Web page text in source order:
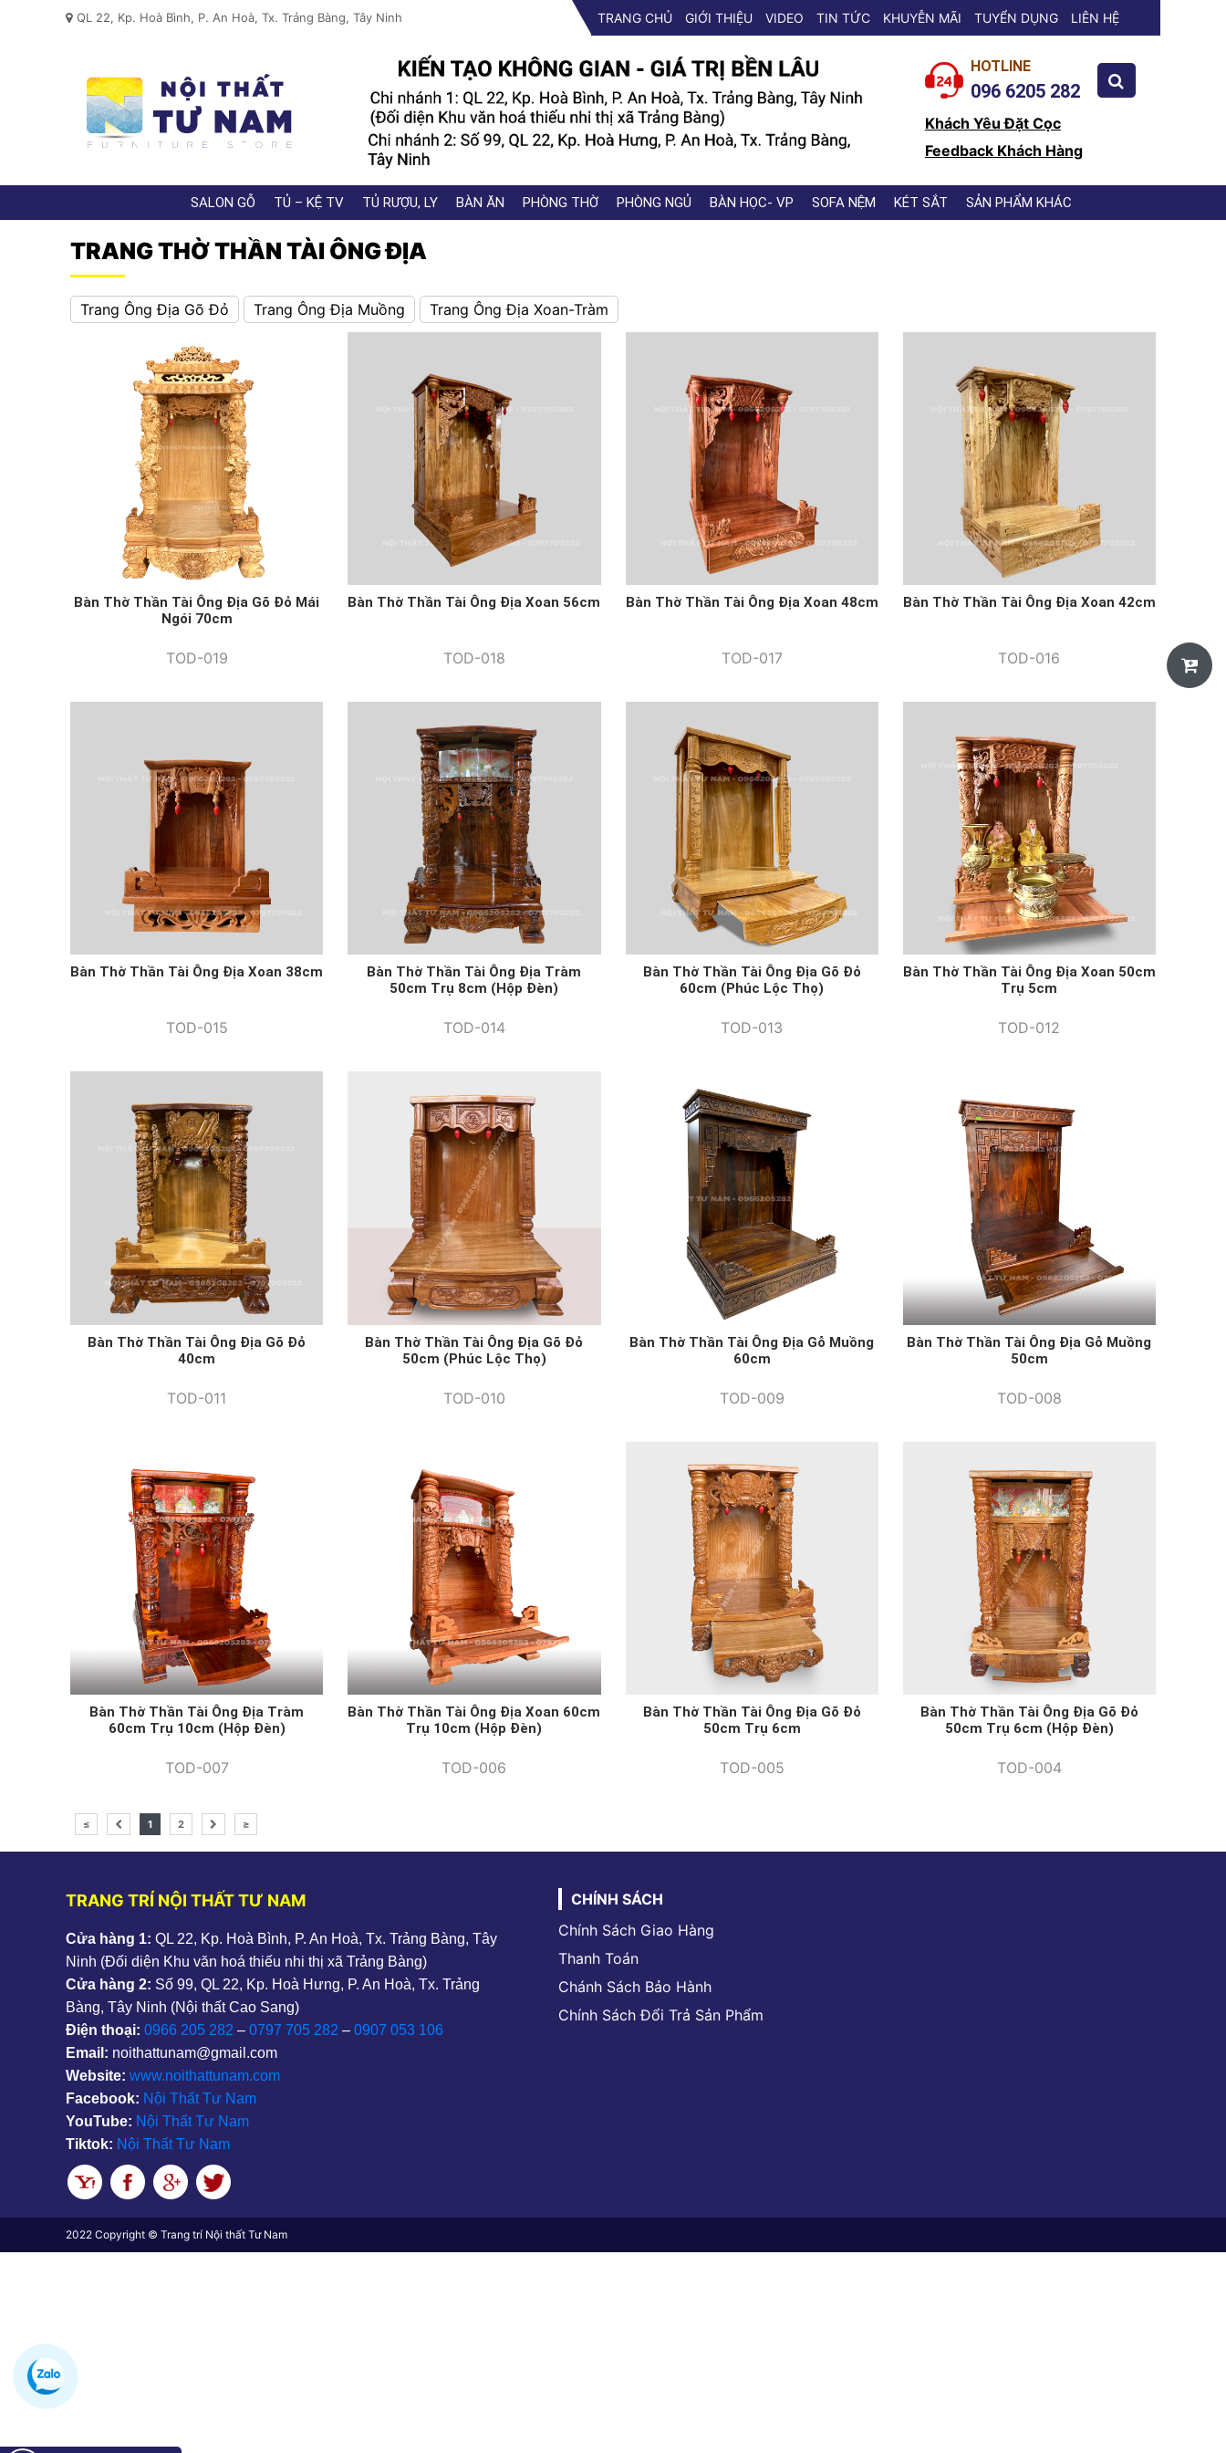
QL 22, Kp. Hoà Bình, P. An Hoà, Tx. Trảng Bàng, Tây Ninh TRANG CHỦ GIỚI THIỆU VIDEO TIN TỨC KHUYỄN MÃI TUYỂN DỤNG LIÊN HỆ
HOTLINE
096 6205 282
Khách Yêu Đặt Cọc
Feedback Khách Hàng
SALON GỖ TỦ – KỆ TV TỦ RƯỢU, LY BÀN ĂN PHÒNG THỜ PHÒNG NGỦ BÀN HỌC- VP SOFA NỆM KÉT SẮT SẢN PHẨM KHÁC
TRANG THỜ THẦN TÀI ÔNG ĐỊA
Trang Ông Địa Gõ Đỏ Trang Ông Địa Muồng Trang Ông Địa Xoan-Tràm
Bàn Thờ Thần Tài Ông Địa Gõ Đỏ Mái
Ngói 70cm
TOD-019
Bàn Thờ Thần Tài Ông Địa Xoan 56cm
TOD-018
Bàn Thờ Thần Tài Ông Địa Xoan 48cm
TOD-017
Bàn Thờ Thần Tài Ông Địa Xoan 42cm
TOD-016
Bàn Thờ Thần Tài Ông Địa Xoan 38cm
TOD-015
Bàn Thờ Thần Tài Ông Địa Tràm
50cm Trụ 8cm (hộp Đèn)
TOD-014
Bàn Thờ Thần Tài Ông Địa Gõ Đỏ
60cm (Phúc Lộc Thọ)
TOD-013
Bàn Thờ Thần Tài Ông Địa Xoan 50cm
Trụ 5cm
TOD-012
Bàn Thờ Thần Tài Ông Địa Gõ Đỏ
40cm
TOD-011
Bàn Thờ Thần Tài Ông Địa Gõ Đỏ
50cm (Phúc Lộc Thọ)
TOD-010
Bàn Thờ Thần Tài Ông Địa Gỗ Muồng
60cm
TOD-009
Bàn Thờ Thần Tài Ông Địa Gỗ Muồng
50cm
TOD-008
Bàn Thờ Thần Tài Ông Địa Tràm
60cm Trụ 10cm (hộp Đèn)
TOD-007
Bàn Thờ Thần Tài Ông Địa Xoan 60cm
Trụ 10cm (hộp Đèn)
TOD-006
Bàn Thờ Thần Tài Ông Địa Gõ Đỏ
50cm Trụ 6cm
TOD-005
Bàn Thờ Thần Tài Ông Địa Gõ Đỏ
50cm Trụ 6cm (hộp Đèn)
TOD-004
≤ 1 2 ≥
TRANG TRÍ NỘI THẤT TƯ NAM
Cửa hàng 1: QL 22, Kp. Hoà Bình, P. An Hoà, Tx. Trảng Bàng, Tây
Ninh (Đối diện Khu văn hoá thiếu nhi thị xã Trảng Bàng)
Cửa hàng 2: Số 99, QL 22, Kp. Hoà Hưng, P. An Hoà, Tx. Trảng
Bàng, Tây Ninh (Nội thất Cao Sang)
Điện thoại: 0966 205 282 – 0797 705 282 – 0907 053 106
Email: noithattunam@gmail.com
Website: www.noithattunam.com
Facebook: Nội Thất Tư Nam
YouTube: Nội Thất Tư Nam
Tiktok: Nội Thất Tư Nam
CHÍNH SÁCH
Chính Sách Giao Hàng
Thanh Toán
Chánh Sách Bảo Hành
Chính Sách Đổi Trả Sản Phẩm
2022 Copyright © Trang trí Nội thất Tư Nam